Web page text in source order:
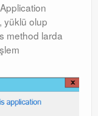
yüklü olup
method larda